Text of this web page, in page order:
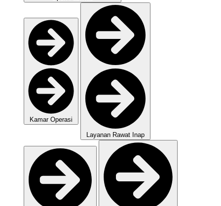
Kamar Operasi
Layanan Rawat Inap